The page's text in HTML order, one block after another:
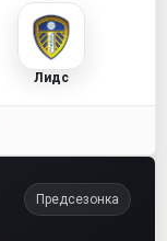
Лидс
Предсезонка